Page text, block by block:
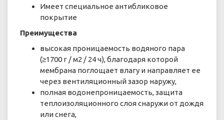
Имеет специальное антибликовое
покрытие
Преимущества
высокая проницаемость водяного пара
(≥1700 г / м2 / 24 ч), благодаря которой
мембрана поглощает влагу и направляет ее
через вентиляционный зазор наружу,
полная водонепроницаемость, защита
теплоизоляционного слоя снаружи от дождя
или снега,